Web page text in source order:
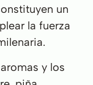
un
la fuerza
y los